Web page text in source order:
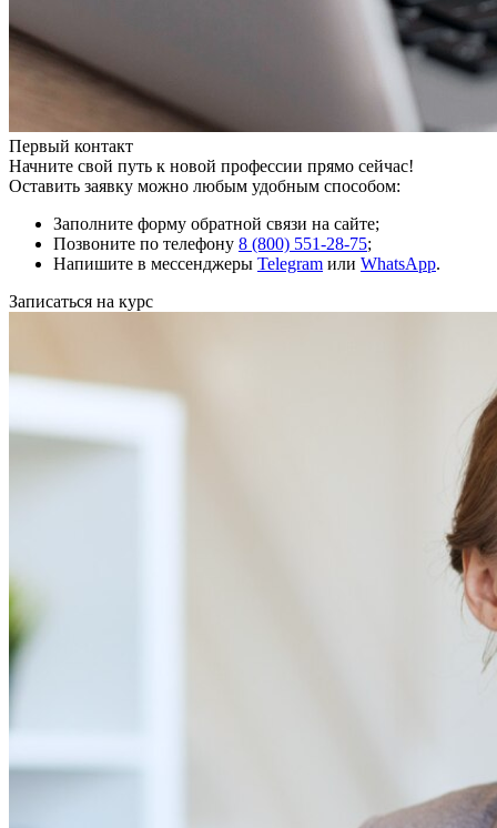
Первый контакт
Начните свой путь к новой профессии прямо сейчас!
Оставить заявку можно любым удобным способом:
Заполните форму обратной связи на сайте;
Позвоните по телефону 8 (800) 551-28-75;
Напишите в мессенджеры Telegram или WhatsApp.
Записаться на курс